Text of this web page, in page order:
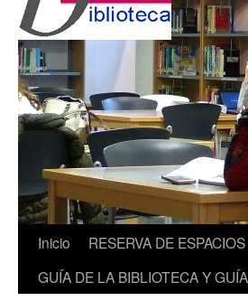
Inicio RESERVA DE ESPACIOS
GUÍA DE LA BIBLIOTECA Y